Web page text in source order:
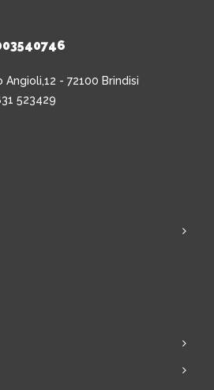
- 72100 Brindisi
523429